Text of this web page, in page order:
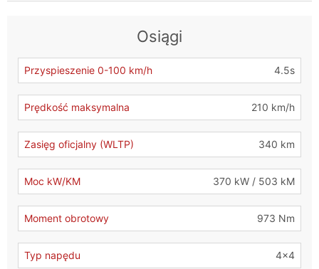
Osiągi
Przyspieszenie 0-100 km/h 4.5s
Prędkość maksymalna 210 km/h
Zasięg oficjalny (WLTP) 340 km
Moc kW/KM 370 kW / 503 kM
Moment obrotowy 973 Nm
Typ napędu 4x4